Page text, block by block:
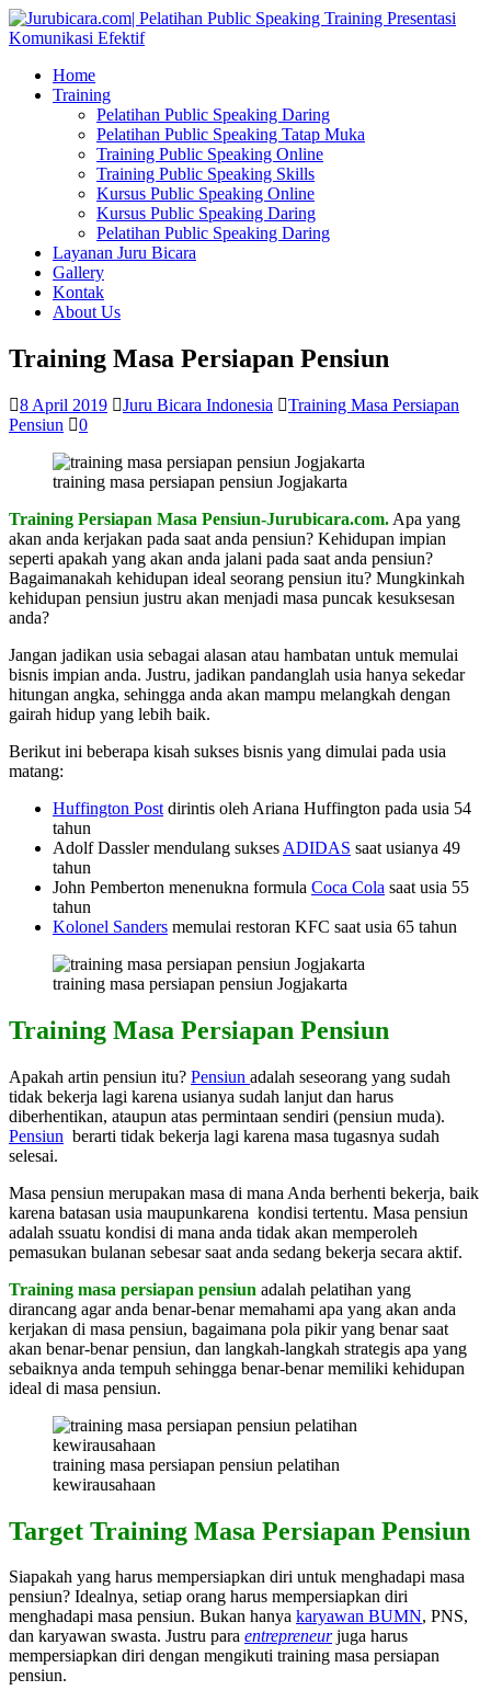
Home
Training
Pelatihan Public Speaking Daring
Pelatihan Public Speaking Tatap Muka
Training Public Speaking Online
Training Public Speaking Skills
Kursus Public Speaking Online
Kursus Public Speaking Daring
Pelatihan Public Speaking Daring
Layanan Juru Bicara
Gallery
Kontak
About Us
Training Masa Persiapan Pensiun
8 April 2019 Juru Bicara Indonesia
Training Masa Persiapan
Pensiun
0
training masa persiapan pensiun Jogjakarta
Training Persiapan Masa Pensiun-Jurubicara.com. Apa yang
akan anda kerjakan pada saat anda pensiun? Kehidupan impian
seperti apakah yang akan anda jalani pada saat anda pensiun?
Bagaimanakah kehidupan ideal seorang pensiun itu? Mungkinkah
kehidupan pensiun justru akan menjadi masa puncak kesuksesan
anda?
Jangan jadikan usia sebagai alasan atau hambatan untuk memulai
bisnis impian anda. Justru, jadikan pandanglah usia hanya sekedar
hitungan angka, sehingga anda akan mampu melangkah dengan
gairah hidup yang lebih baik.
Berikut ini beberapa kisah sukses bisnis yang dimulai pada usia
matang:
Huffington Post dirintis oleh Ariana Huffington pada usia 54
tahun
Adolf Dassler mendulang sukses ADIDAS saat usianya 49
tahun
John Pemberton menenukna formula Coca Cola saat usia 55
tahun
Kolonel Sanders memulai restoran KFC saat usia 65 tahun
training masa persiapan pensiun Jogjakarta
Training Masa Persiapan Pensiun
Apakah artin pensiun itu? Pensiun adalah seseorang yang sudah
tidak bekerja lagi karena usianya sudah lanjut dan harus
diberhentikan, ataupun atas permintaan sendiri (pensiun muda).
Pensiun berarti tidak bekerja lagi karena masa tugasnya sudah
selesai.
Masa pensiun merupakan masa di mana Anda berhenti bekerja, baik
karena batasan usia maupunkarena kondisi tertentu. Masa pensiun
adalah ssuatu kondisi di mana anda tidak akan memperoleh
pemasukan bulanan sebesar saat anda sedang bekerja secara aktif.
Training masa persiapan pensiun adalah pelatihan yang
dirancang agar anda benar-benar memahami apa yang akan anda
kerjakan di masa pensiun, bagaimana pola pikir yang benar saat
akan benar-benar pensiun, dan langkah-langkah strategis apa yang
sebaiknya anda tempuh sehingga benar-benar memiliki kehidupan
ideal di masa pensiun.
training masa persiapan pensiun pelatihan
kewirausahaan
Target Training Masa Persiapan Pensiun
Siapakah yang harus mempersiapkan diri untuk menghadapi masa
pensiun? Idealnya, setiap orang harus mempersiapkan diri
menghadapi masa pensiun. Bukan hanya karyawan BUMN, PNS,
dan karyawan swasta. Justru para entrepreneurjuga harus
mempersiapkan diri dengan mengikuti training masa persiapan
pensiun.